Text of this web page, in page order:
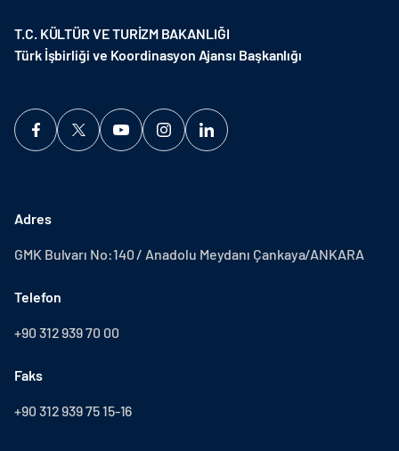
T.C. KÜLTÜR VE TURİZM BAKANLIĞI
Türk İşbirliği ve Koordinasyon Ajansı Başkanlığı
Adres
GMK Bulvarı No:140 / Anadolu Meydanı Çankaya/ANKARA
Telefon
+90 312 939 70 00
Faks
+90 312 939 75 15-16